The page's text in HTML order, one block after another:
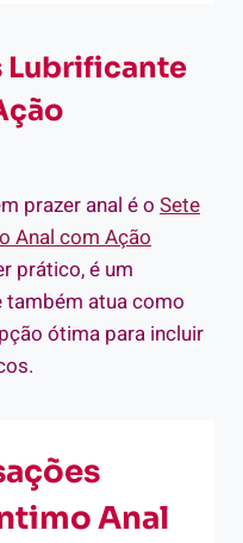
Lubrificante
prazer anal é oSete
Anal com Ação
prático, é um
também atua como
ótima para incluir
Anal